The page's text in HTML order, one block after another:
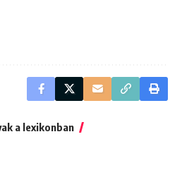
a lexikonban